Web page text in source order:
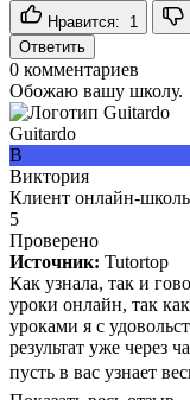
Нравится: 1
Ответить
0 комментариев
Обожаю вашу школу.
Guitardo
В
Виктория
Клиент онлайн-
5
Проверено
Источник: Tutortop
Как узнала, так и
уроки онлайн, так
уроками я с
результат уже через
пусть в вас узнает